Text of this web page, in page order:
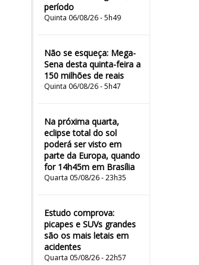
período
Quinta 06/08/26 - 5h49
Não se esqueça: Mega-
Sena desta quinta-feira a
150 milhões de reais
Quinta 06/08/26 - 5h47
Na próxima quarta,
eclipse total do sol
poderá ser visto em
parte da Europa, quando
for 14h45m em Brasília
Quarta 05/08/26 - 23h35
Estudo comprova:
picapes e SUVs grandes
são os mais letais em
acidentes
Quarta 05/08/26 - 22h57